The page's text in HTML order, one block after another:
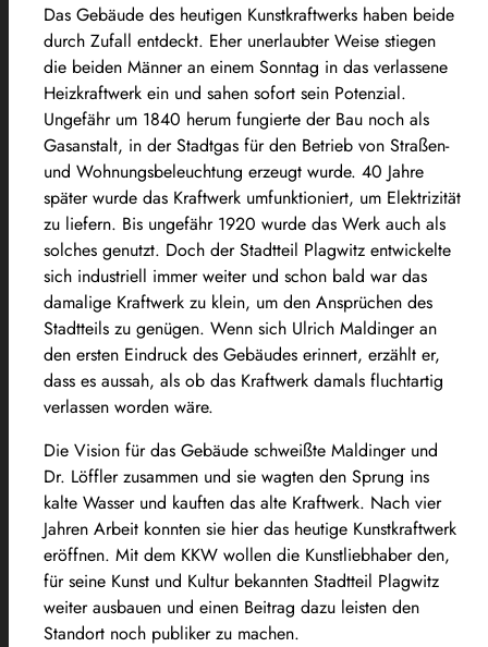
Das Gebäude des heutigen Kunstkraftwerks haben beide
durch Zufall entdeckt. Eher unerlaubter Weise stiegen
die beiden Männer an einem Sonntag in das verlassene
Heizkraftwerk ein und sahen sofort sein Potenzial.
Ungefähr um 1840 herum fungierte der Bau noch als
Gasanstalt, in der Stadtgas für den Betrieb von Straßen-
und Wohnungsbeleuchtung erzeugt wurde. 40 Jahre
später wurde das Kraftwerk umfunktioniert, um Elektrizität
zu liefern. Bis ungefähr 1920 wurde das Werk auch als
solches genutzt. Doch der Stadtteil Plagwitz entwickelte
sich industriell immer weiter und schon bald war das
damalige Kraftwerk zu klein, um den Ansprüchen des
Stadtteils zu genügen. Wenn sich Ulrich Maldinger an
den ersten Eindruck des Gebäudes erinnert, erzählt er,
dass es aussah, als ob das Kraftwerk damals fluchtartig
verlassen worden wäre.
Die Vision für das Gebäude schweißte Maldinger und
Dr. Löffler zusammen und sie wagten den Sprung ins
kalte Wasser und kauften das alte Kraftwerk. Nach vier
Jahren Arbeit konnten sie hier das heutige Kunstkraftwerk
eröffnen. Mit dem KKW wollen die Kunstliebhaber den,
für seine Kunst und Kultur bekannten Stadtteil Plagwitz
weiter ausbauen und einen Beitrag dazu leisten den
Standort noch publiker zu machen.